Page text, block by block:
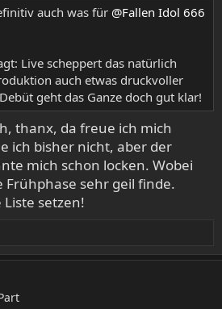
auch was für @Fallen Idol 666
Live scheppert das natürlich
auch etwas druckvoller
geht das Ganze doch gut klar!
thanx, da freue ich mich
ich bisher nicht, aber der
mich schon locken. Wobei
Frühphase sehr geil finde.
setzen!